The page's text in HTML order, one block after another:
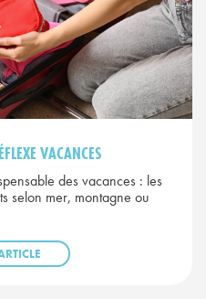
VACANCES
des vacances : les
selon mer, montagne ou